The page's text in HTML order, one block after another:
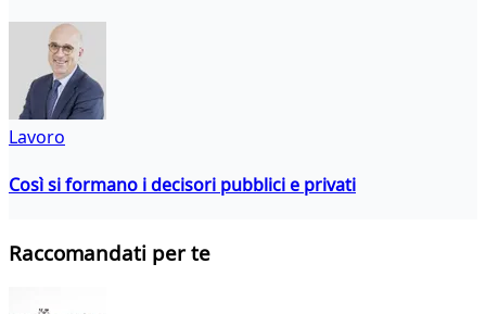
Lavoro
Così si formano i decisori pubblici e privati
Raccomandati per te